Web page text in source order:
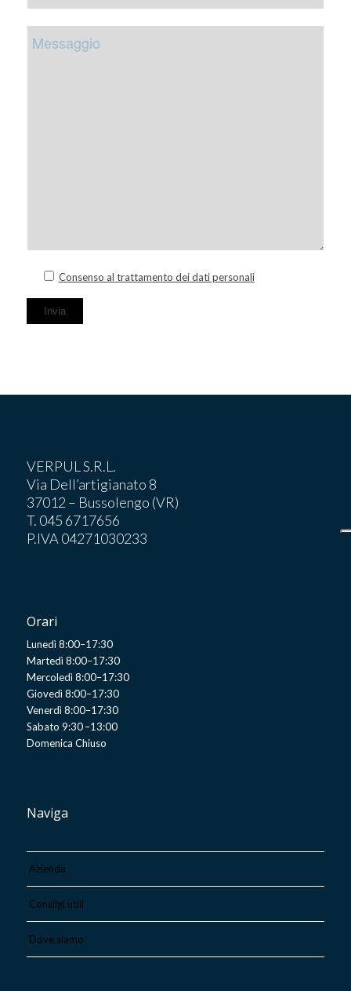
Consenso al trattamento dei dati personali
VERPUL S.R.L.
Via Dell’artigianato 8
37012 – Bussolengo (VR)
T. 045 6717656
P.IVA 04271030233
Orari
Lunedì 8:00–17:30
Martedì 8:00–17:30
Mercoledì 8:00–17:30
Giovedì 8:00–17:30
Venerdì 8:00–17:30
Sabato 9:30 –13:00
Domenica Chiuso
Naviga
Azienda
Consilgi utili
Dove siamo